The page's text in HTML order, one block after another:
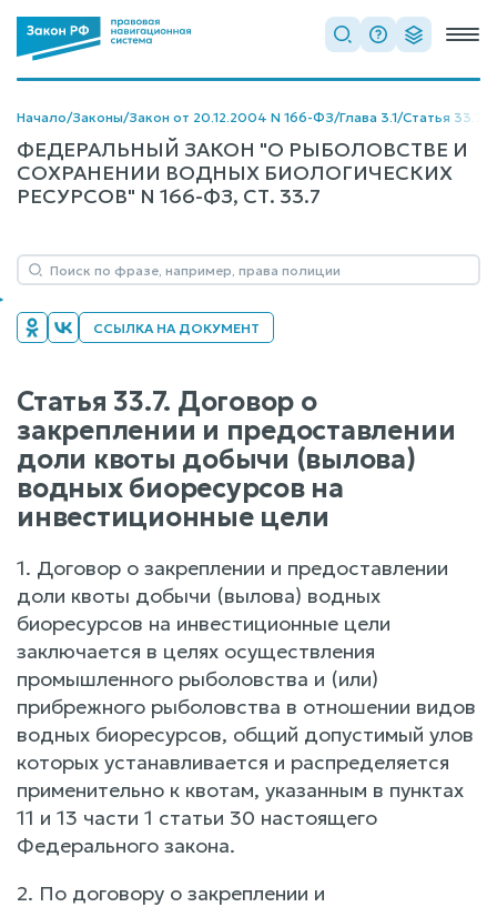
Начало/Законы/Закон от 20.12.2004 N 166-ФЗ/Глава 3.1/Статья 33.7
ФЕДЕРАЛЬНЫЙ ЗАКОН "О РЫБОЛОВСТВЕ И
СОХРАНЕНИИ ВОДНЫХ БИОЛОГИЧЕСКИХ
РЕСУРСОВ" N 166-ФЗ, СТ. 33.7
ССЫЛКА НА ДОКУМЕНТ
Статья 33.7. Договор о
закреплении и предоставлении
доли квоты добычи (вылова)
водных биоресурсов на
инвестиционные цели
1. Договор о закреплении и предоставлении
доли квоты добычи (вылова) водных
биоресурсов на инвестиционные цели
заключается в целях осуществления
промышленного рыболовства и (или)
прибрежного рыболовства в отношении видов
водных биоресурсов, общий допустимый улов
которых устанавливается и распределяется
применительно к квотам, указанным в пунктах
11 и 13 части 1 статьи 30 настоящего
Федерального закона.
2. По договору о закреплении и